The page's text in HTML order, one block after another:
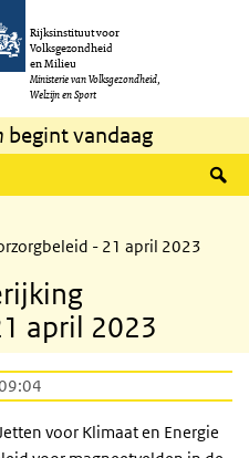
Rijksinstituut voor
Volksgezondheid
en Milieu
Ministerie van Volksgezondheid,
Welzijn en Sport
begint vandaag
- 21 april 2023
april 2023
voor Klimaat en Energie